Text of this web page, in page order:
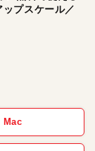
プスケール／
Mac